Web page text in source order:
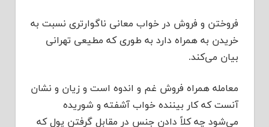
فروختن و فروش در خواب معانی ناگوارتری نسبت به
خریدن به همراه دارد به طوری که مطیعی تهرانی
بیان می‌کند.
معامله همراه فروش غم و اندوه است و زیان و نشان
آنست که کار بیننده خواب آشفته و شوریده
می‌شود چه کلاً دادن جنس در مقابل گرفتن پول که